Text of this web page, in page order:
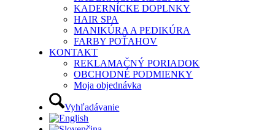
KADERNÍCKE DOPLNKY
HAIR SPA
MANIKÚRA A PEDIKÚRA
FARBY POŤAHOV
KONTAKT
REKLAMAČNÝ PORIADOK
OBCHODNÉ PODMIENKY
Moja objednávka
Vyhľadávanie